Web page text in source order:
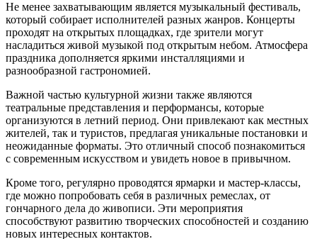
Не менее захватывающим является музыкальный фестиваль,
который собирает исполнителей разных жанров. Концерты
проходят на открытых площадках, где зрители могут
насладиться живой музыкой под открытым небом. Атмосфера
праздника дополняется яркими инсталляциями и
разнообразной гастрономией.
Важной частью культурной жизни также являются
театральные представления и перформансы, которые
организуются в летний период. Они привлекают как местных
жителей, так и туристов, предлагая уникальные постановки и
неожиданные форматы. Это отличный способ познакомиться
с современным искусством и увидеть новое в привычном.
Кроме того, регулярно проводятся ярмарки и мастер-классы,
где можно попробовать себя в различных ремеслах, от
гончарного дела до живописи. Эти мероприятия
способствуют развитию творческих способностей и созданию
новых интересных контактов.